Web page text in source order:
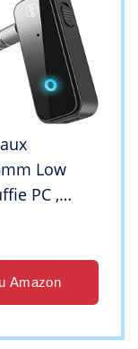
Low
PC ,
Amazon